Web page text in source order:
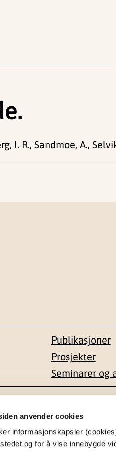
anvender cookies
informasjonskapsler
og for å vise innebygde
I. R., Sandmoe, A.,
Publikasjoner
Prosjekter
Seminarer og
1-3